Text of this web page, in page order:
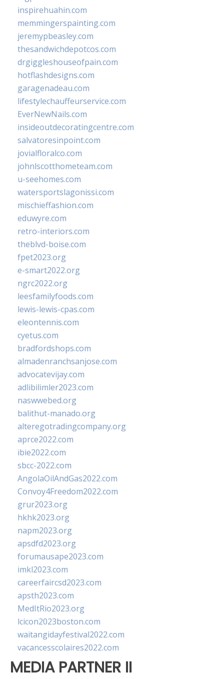
inspirehuahin.com
memmingerspainting.com
jeremypbeasley.com
thesandwichdepotcos.com
drgiggleshouseofpain.com
hotflashdesigns.com
garagenadeau.com
lifestylechauffeurservice.com
EverNewNails.com
insideoutdecoratingcentre.com
salvatoresinpoint.com
jovialfloralco.com
johnlscotthometeam.com
u-seehomes.com
watersportslagonissi.com
mischieffashion.com
eduwyre.com
retro-interiors.com
theblvd-boise.com
fpet2023.org
e-smart2022.org
ngrc2022.org
leesfamilyfoods.com
lewis-lewis-cpas.com
eleontennis.com
cyetus.com
bradfordshops.com
almadenranchsanjose.com
advocatevijay.com
adlibilimler2023.com
naswwebed.org
balithut-manado.org
alteregotradingcompany.org
aprce2022.com
ibie2022.com
sbcc-2022.com
AngolaOilAndGas2022.com
Convoy4Freedom2022.com
grur2023.org
hkhk2023.org
napm2023.org
apsdfd2023.org
forumausape2023.com
imkl2023.com
careerfaircsd2023.com
apsth2023.com
MedItRio2023.org
lcicon2023boston.com
waitangidayfestival2022.com
vacancesscolaires2022.com
MEDIA PARTNER II